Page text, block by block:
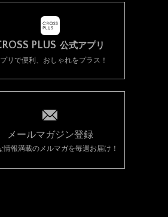
PLUS 公式アプリ
リで便利、おしゃれをプラス！
メールマガジン登録
情報満載のメルマガを毎週お届け！